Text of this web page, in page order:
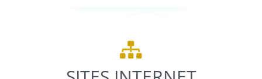
CONCEPTION ET RÉALISATION DE
SITES